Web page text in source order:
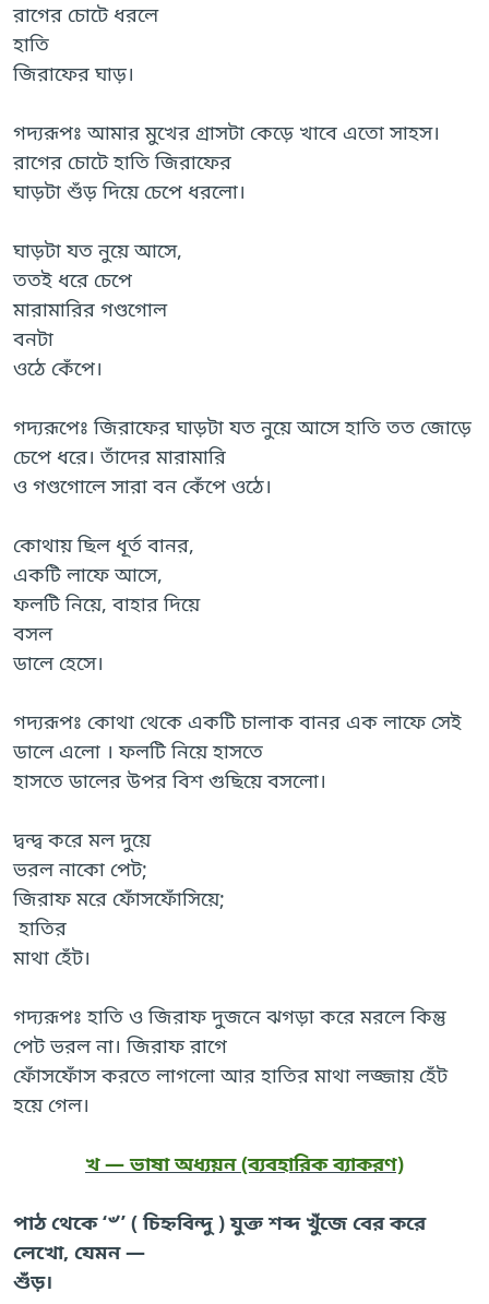
রাগের চোটে ধরলে
হাতি
জিরাফের ঘাড়।
গদ্যরূপঃ আমার মুখের গ্রাসটা কেড়ে খাবে এতো সাহস।
রাগের চোটে হাতি জিরাফের
ঘাড়টা শুঁড় দিয়ে চেপে ধরলো।
ঘাড়টা যত নুয়ে আসে,
ততই ধরে চেপে
মারামারির গণ্ডগোল
বনটা
ওঠে কেঁপে।
গদ্যরূপেঃ জিরাফের ঘাড়টা যত নুয়ে আসে হাতি তত জোড়ে
চেপে ধরে। তাঁদের মারামারি
ও গণ্ডগোলে সারা বন কেঁপে ওঠে।
কোথায় ছিল ধূর্ত বানর,
একটি লাফে আসে,
ফলটি নিয়ে, বাহার দিয়ে
বসল
ডালে হেসে।
গদ্যরূপঃ কোথা থেকে একটি চালাক বানর এক লাফে সেই
ডালে এলো । ফলটি নিয়ে হাসতে
হাসতে ডালের উপর বিশ গুছিয়ে বসলো।
দ্বন্দ্ব করে মল দুয়ে
ভরল নাকো পেট;
জিরাফ মরে ফোঁসফোঁসিয়ে;
হাতির
মাথা হেঁট।
গদ্যরূপঃ হাতি ও জিরাফ দুজনে ঝগড়া করে মরলে কিন্তু
পেট ভরল না। জিরাফ রাগে
ফোঁসফোঁস করতে লাগলো আর হাতির মাথা লজ্জায় হেঁট
হয়ে গেল।
খ — ভাষা অধ্যয়ন (ব্যবহারিক ব্যাকরণ)
পাঠ থেকে ‘৺’ ( চিহ্নবিন্দু ) যুক্ত শব্দ খুঁজে বের করে
লেখো, যেমন —
শুঁড়।